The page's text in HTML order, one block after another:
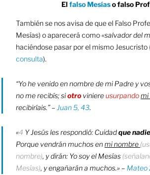
El falso Mesías o falso
También se nos avisa de que el Falso
Mesías) o aparecerá como«salvador del
haciéndose pasar por el mismo Jesucristo
consulta).
“Yo he venido en nombre de mi Padre y
no me recibís; siotro viniereusurpandomi
recibiríais.” – Juan 5, 43.
«4 Y Jesús les respondió: Cuidadque
Porque vendrán muchos enmi nombre
nombre), y dirán: Yo soy el Mesías
Mesías), y engañarán a muchos.» – Mateo